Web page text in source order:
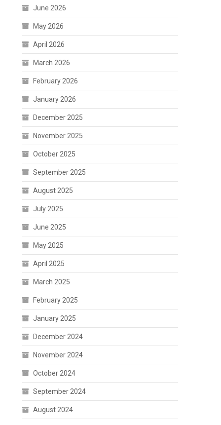
June 2026
May 2026
April 2026
March 2026
February 2026
January 2026
December 2025
November 2025
October 2025
September 2025
August 2025
July 2025
June 2025
May 2025
April 2025
March 2025
February 2025
January 2025
December 2024
November 2024
October 2024
September 2024
August 2024